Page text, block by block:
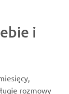
i
rozmowy